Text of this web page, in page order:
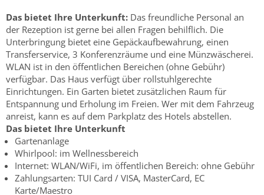
Das bietet Ihre Unterkunft: Das freundliche Personal an
der Rezeption ist gerne bei allen Fragen behilflich. Die
Unterbringung bietet eine Gepäckaufbewahrung, einen
Transferservice, 3 Konferenzräume und eine Münzwäscherei.
WLAN ist in den öffentlichen Bereichen (ohne Gebühr)
verfügbar. Das Haus verfügt über rollstuhlgerechte
Einrichtungen. Ein Garten bietet zusätzlichen Raum für
Entspannung und Erholung im Freien. Wer mit dem Fahrzeug
anreist, kann es auf dem Parkplatz des Hotels abstellen.
Das bietet Ihre Unterkunft
Gartenanlage
Whirlpool: im Wellnessbereich
Internet: WLAN/WiFi, im öffentlichen Bereich: ohne Gebühr
Zahlungsarten: TUI Card / VISA, MasterCard, EC
Karte/Maestro